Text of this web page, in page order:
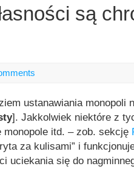
są
ustanawiania monopoli
]. Jakkolwiek niektóre z
monopole itd. – zob. sekcję
za kulisami” i
uciekania się do